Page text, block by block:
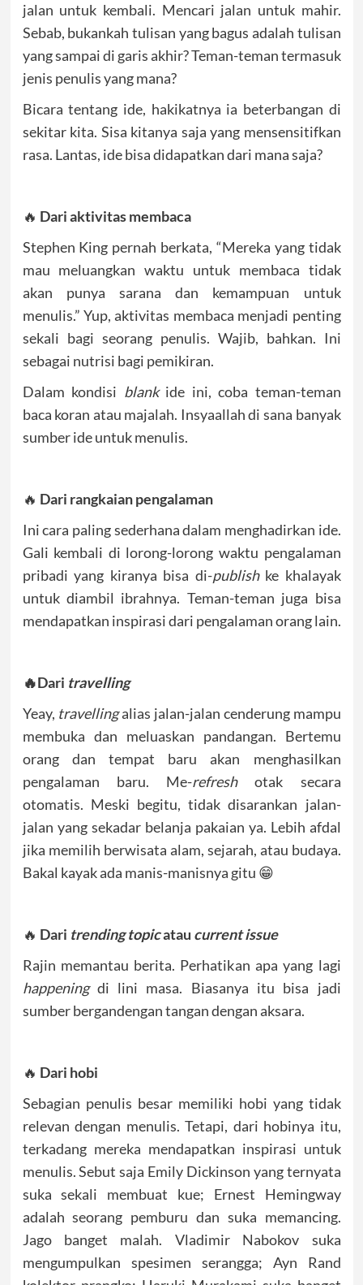
jalan untuk kembali. Mencari jalan untuk mahir.
Sebab, bukankah tulisan yang bagus adalah tulisan
yang sampai di garis akhir? Teman-teman termasuk
jenis penulis yang mana?
Bicara tentang ide, hakikatnya ia beterbangan di
sekitar kita. Sisa kitanya saja yang mensensitifkan
rasa. Lantas, ide bisa didapatkan dari mana saja?
🔥 Dari aktivitas membaca
Stephen King pernah berkata, “Mereka yang tidak
mau meluangkan waktu untuk membaca tidak
akan punya sarana dan kemampuan untuk
menulis.” Yup, aktivitas membaca menjadi penting
sekali bagi seorang penulis. Wajib, bahkan. Ini
sebagai nutrisi bagi pemikiran.
Dalam kondisi blankide ini, coba teman-teman
baca koran atau majalah. Insyaallah di sana banyak
sumber ide untuk menulis.
🔥 Dari rangkaian pengalaman
Ini cara paling sederhana dalam menghadirkan ide.
Gali kembali di lorong-lorong waktu pengalaman
pribadi yang kiranya bisa di-publishke khalayak
untuk diambil ibrahnya. Teman-teman juga bisa
mendapatkan inspirasi dari pengalaman orang lain.
🔥Dari travelling
Yeay, travellingalias jalan-jalan cenderung mampu
membuka dan meluaskan pandangan. Bertemu
orang dan tempat baru akan menghasilkan
pengalaman baru. Me-refreshotak secara
otomatis. Meski begitu, tidak disarankan jalan-
jalan yang sekadar belanja pakaian ya. Lebih afdal
jika memilih berwisata alam, sejarah, atau budaya.
Bakal kayak ada manis-manisnya gitu 😁
🔥 Dari trending topicatau current issue
Rajin memantau berita. Perhatikan apa yang lagi
happeningdi lini masa. Biasanya itu bisa jadi
sumber bergandengan tangan dengan aksara.
🔥 Dari hobi
Sebagian penulis besar memiliki hobi yang tidak
relevan dengan menulis. Tetapi, dari hobinya itu,
terkadang mereka mendapatkan inspirasi untuk
menulis. Sebut saja Emily Dickinson yang ternyata
suka sekali membuat kue; Ernest Hemingway
adalah seorang pemburu dan suka memancing.
Jago banget malah. Vladimir Nabokov suka
mengumpulkan spesimen serangga; Ayn Rand